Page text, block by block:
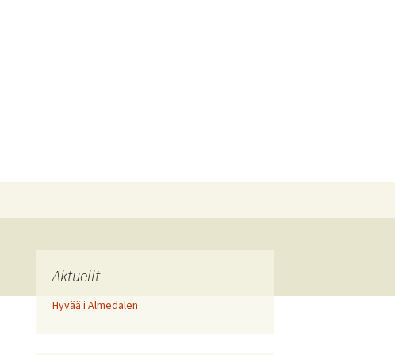
Aktuellt
Hyvää i Almedalen